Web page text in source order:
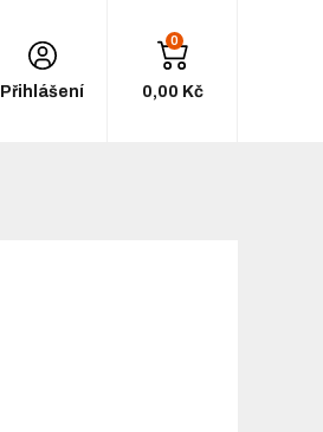
Přihlášení
0
0,00 Kč